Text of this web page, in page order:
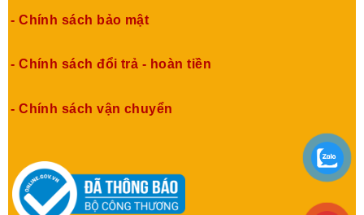
- Chính sách bảo mật
- Chính sách đổi trả - hoàn tiền
- Chính sách vận chuyển